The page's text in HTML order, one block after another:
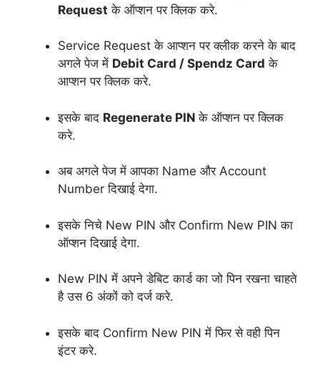
Request के ऑप्शन पर क्लिक करे.
Service Request के आप्शन पर क्लीक करने के बाद
अगले पेज में Debit Card / Spendz Card के
आप्शन पर क्लिक करे.
इसके बाद Regenerate PINके ऑप्शन पर क्लिक
करे.
अब अगले पेज में आपका Name और Account
Number दिखाई देगा.
इसके निचे New PIN और Confirm New PIN का
ऑप्शन दिखाई देगा.
New PIN में अपने डेबिट कार्ड का जो पिन रखना चाहते
है उस 6 अंकों को दर्ज करे.
इसके बाद Confirm New PIN में फिर से वही पिन
इंटर करे.